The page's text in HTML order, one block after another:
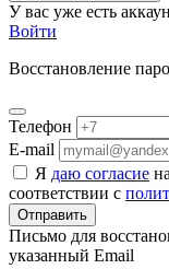
У вас уже есть
Войти
Восстановление
Телефон
E-mail
Я даю согласие
соответствии с
Отправить
Письмо для
указанный Email